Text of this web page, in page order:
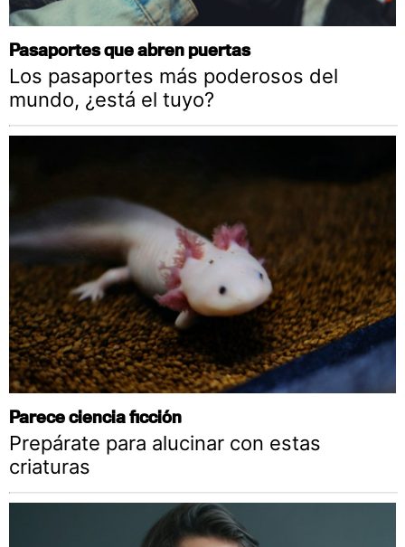
Pasaportes que abren puertas
Los pasaportes más poderosos del
mundo, ¿está el tuyo?
Parece ciencia ficción
Prepárate para alucinar con estas
criaturas